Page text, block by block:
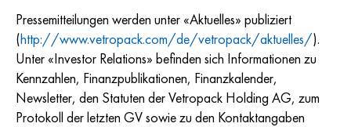
Pressemitteilungen werden unter «Aktuelles» publiziert
(http://www.vetropack.com/de/vetropack/aktuelles/).
Unter «Investor Relations» befinden sich Informationen zu
Kennzahlen, Finanzpublikationen, Finanzkalender,
Newsletter, den Statuten der Vetropack Holding AG, zum
Protokoll der letzten GV sowie zu den Kontaktangaben